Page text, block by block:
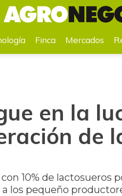
leche con lactosueros
Finca Mercados
en la
de
10% de lactosueros
los pequeño